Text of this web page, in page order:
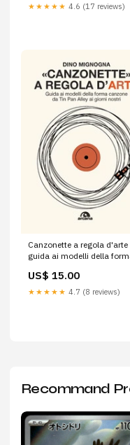
★★★★★ 4.6 (17 reviews)
Canzonette a regola d'arte
guida ai modelli della
giorni nostri Musica
US$ 15.00
★★★★★ 4.7 (8 reviews)
Recommand